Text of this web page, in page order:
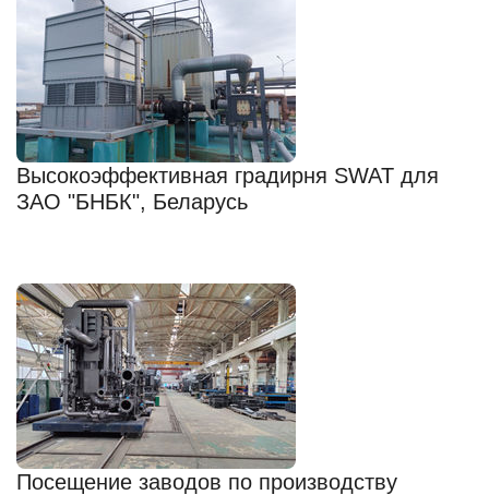
Высокоэффективная градирня SWAT для
ЗАО "БНБК", Беларусь
Посещение заводов по производству